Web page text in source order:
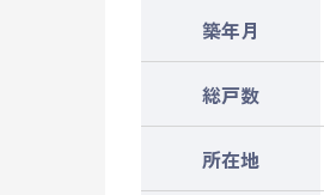
築年月
総戸数
所在地